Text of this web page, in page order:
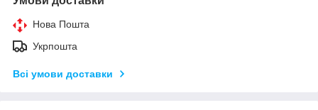
Нова Пошта
Укрпошта
Всі умови доставки